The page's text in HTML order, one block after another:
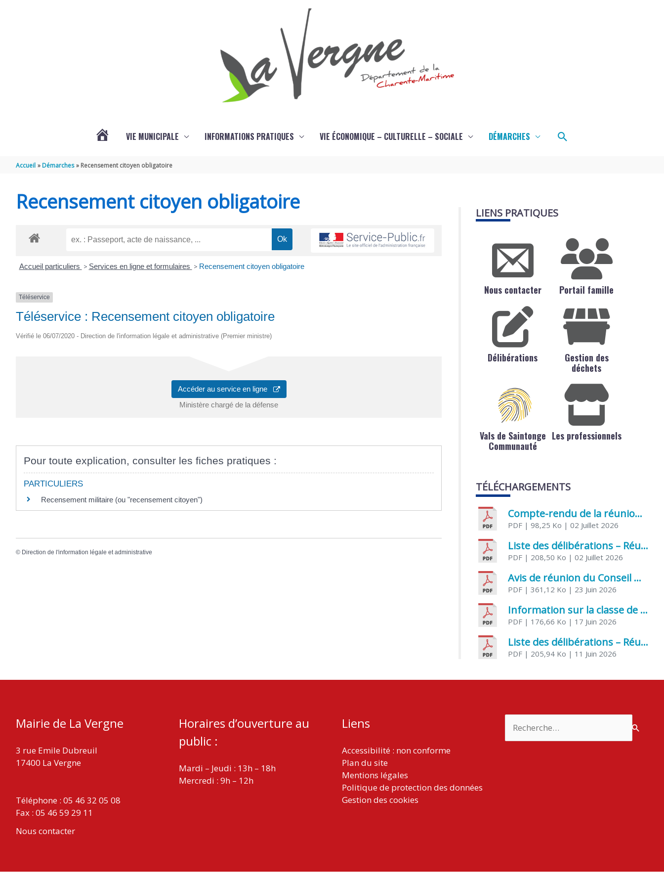
VERGNE
VIE MUNICIPALE INFORMATIONS PRATIQUES VIE ÉCONOMIQUE – CULTURELLE – SOCIALE DÉMARCHES Rechercher
Accueil Démarches Recensement citoyen obligatoire
Recensement citoyen obligatoire
Accueil particuliers > Services en ligne et formulaires > Recensement citoyen obligatoire
Téléservice
Téléservice : Recensement citoyen obligatoire
Vérifié le 06/07/2020 - Direction de l'information légale et administrative (Premier ministre)
Accéder au service en ligne
Ministère chargé de la défense
Pour toute explication, consulter les fiches pratiques :
PARTICULIERS
Recensement militaire (ou "recensement citoyen")
© Direction de l'information légale et administrative
LIENS PRATIQUES
Nous contacter Portail famille
Délibérations
Gestion des
déchets
Vals de Saintonge
Communauté
Les professionnels
TÉLÉCHARGEMENTS
Compte-rendu de la réunion du Conseil municipal du 05 juin 2026
PDF | 98,25 Ko | 02 Juillet 2026
Liste des délibérations – Réunion du Conseil municipal du 1er juillet 2026
PDF | 208,50 Ko | 02 Juillet 2026
Avis de réunion du Conseil municipal du 1er juillet 2026
PDF | 361,12 Ko | 23 Juin 2026
Information sur la classe de Très petite section à Saint Jean d’Angély
PDF | 176,66 Ko | 17 Juin 2026
Liste des délibérations – Réunion du Conseil municipal du 05 juin 2026
PDF | 205,94 Ko | 11 Juin 2026
Mairie de La Vergne
3 rue Emile Dubreuil
17400 La Vergne
Téléphone : 05 46 32 05 08
Fax : 05 46 59 29 11
Nous contacter
Horaires d’ouverture au
public :
Mardi – Jeudi : 13h – 18h
Mercredi : 9h – 12h
Liens
Accessibilité : non conforme
Plan du site
Mentions légales
Politique de protection des données
Gestion des cookies